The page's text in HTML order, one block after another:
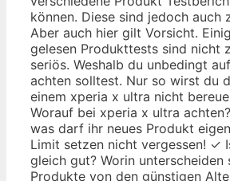
können. Diese sind jedoch auch
Aber auch hier gilt Vorsicht.
gelesen Produkttests sind nicht
seriös. Weshalb du unbedingt
achten solltest. Nur so wirst du
einem xperia x ultra nicht
Worauf bei xperia x ultra
was darf ihr neues Produkt
Limit setzen nicht vergessen! ✓
gleich gut? Worin unterscheiden
Produkte von den günstigen